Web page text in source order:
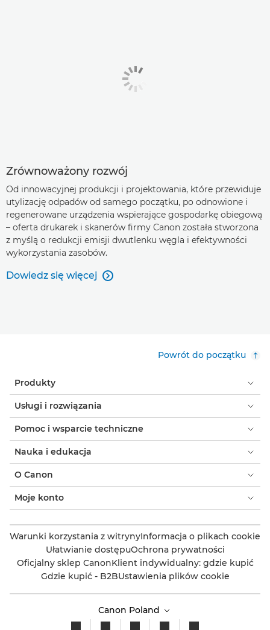
Zrównoważony rozwój
Od innowacyjnej produkcji i projektowania, które przewiduje
utylizację odpadów od samego początku, po odnowione i
regenerowane urządzenia wspierające gospodarkę obiegową
– oferta drukarek i skanerów firmy Canon została stworzona
z myślą o redukcji emisji dwutlenku węgla i efektywności
wykorzystania zasobów.
Dowiedz się więcej 
Powrót do początku
Produkty
Usługi i rozwiązania
Pomoc i wsparcie techniczne
Nauka i edukacja
O Canon
Moje konto
Warunki korzystania z witrynyInformacja o plikach cookie
Ułatwianie dostępuOchrona prywatności
Oficjalny sklep CanonKlient indywidualny: gdzie kupić
Gdzie kupić - B2BUstawienia plików cookie
Canon Poland